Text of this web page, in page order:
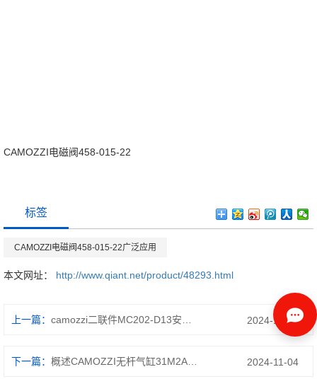
CAMOZZI电磁阀458-015-22
标签
CAMOZZI电磁阀458-015-22广泛应用
本文网址： http://www.qiant.net/product/48293.html
上一篇： 2024-11-25
下一篇： 2024-11-04